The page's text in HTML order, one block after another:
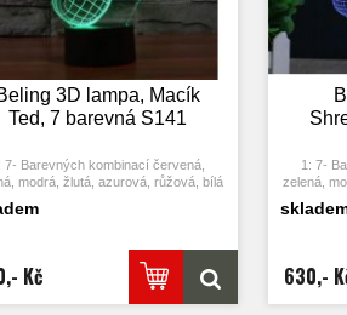
3D lampa, Macík
Ted, 7 barevná S141
7- Barevných kombinací červená,
modrá, žlutá, azurová, růžová, bílá
jedna barva, stisknutím tlačítka se
další barva.
Automaticky režim změny barvy.
dotykové tlačítko na poslední
Kč
1: 7-
zelená,
rozsvítí
3:
630,-